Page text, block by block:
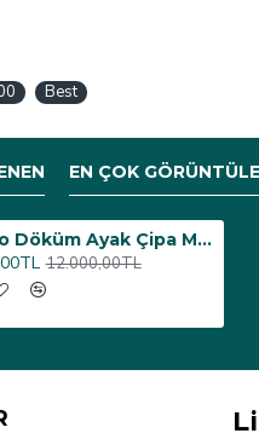
Best
EN ÇOK
Bistro Döküm Ayak Çipa Masa - (Werzalit, Wermodin ve Allzalit Tabla 70 cm çap) - Beyaz
12.000,00TL